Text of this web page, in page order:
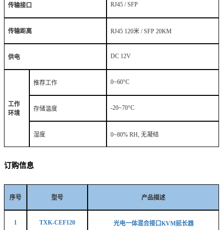
传输接口 RJ45 / SFP
传输距离 RJ45 120米 / SFP 20KM
供电 DC 12V
工作
环境
推荐工作 0~60°C
存储温度 -20~70°C
湿度 0~80% RH, 无凝结
订购信息
序号 型号 产品描述
1 TXK-CEF120 光电一体混合接口KVM延长器